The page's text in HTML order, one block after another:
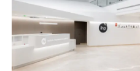
QUIRÓFANOS IHP
SEVILLA